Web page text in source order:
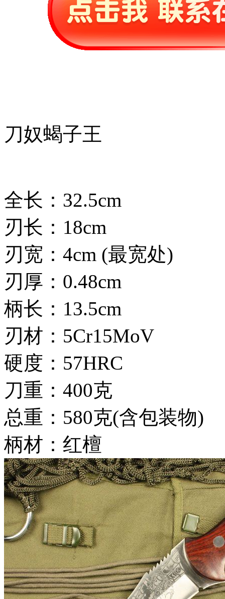
刀奴蝎子王
全长：32.5cm
刃长：18cm
刃宽：4cm (最宽处)
刃厚：0.48cm
柄长：13.5cm
刃材：5Cr15MoV
硬度：57HRC
刀重：400克
总重：580克(含包装物)
柄材：红檀